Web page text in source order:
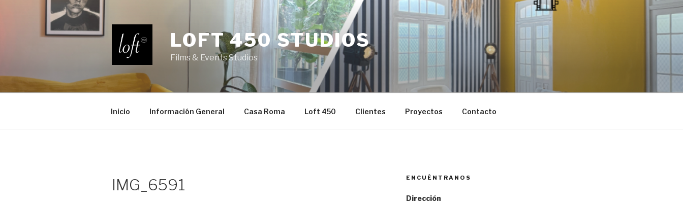
LOFT 450 STUDIOS
Films & Events Studios
Inicio Información General Casa Roma Loft 450 Clientes Proyectos Contacto
IMG_6591 ENCUÉNTRANOS
Dirección